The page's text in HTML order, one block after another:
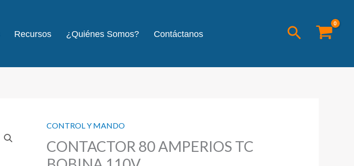
Recursos ¿Quiénes Somos? Contáctanos Buscar
CONTROL Y MANDO
CONTACTOR 80 AMPERIOS TC